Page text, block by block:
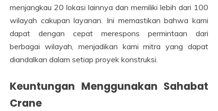
menjangkau 20 lokasi lainnya dan memiliki lebih dari 100
wilayah cakupan layanan. Ini memastikan bahwa kami
dapat dengan cepat merespons permintaan dari
berbagai wilayah, menjadikan kami mitra yang dapat
diandalkan dalam setiap proyek konstruksi.
Keuntungan Menggunakan Sahabat
Crane